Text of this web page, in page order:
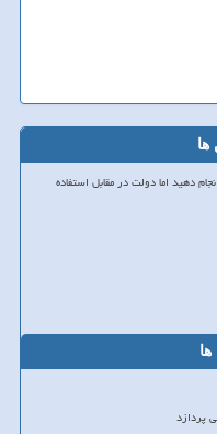
ها
دهید اما دولت در مقابل استفاده
پردازد